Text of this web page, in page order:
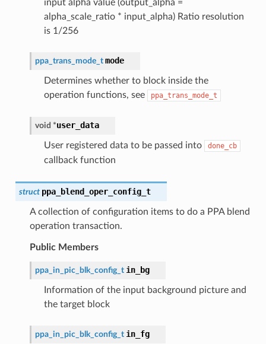
input alpha value (output_alpha =
alpha_scale_ratio * input_alpha) Ratio resolution
is 1/256
ppa_trans_mode_t mode
Determines whether to block inside the
operation functions, see
ppa_trans_mode_t
void *user_data
User registered data to be passed into done_cb
callback function
struct ppa_blend_oper_config_t
A collection of configuration items to do a PPA blend
operation transaction.
Public Members
ppa_in_pic_blk_config_t in_bg
Information of the input background picture and
the target block
ppa_in_pic_blk_config_t in_fg